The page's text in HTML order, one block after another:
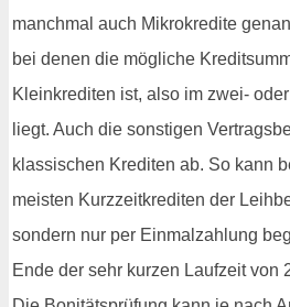
manchmal auch Mikrokredite
bei denen die mögliche
Kleinkrediten ist, also im zwei-
liegt. Auch die sonstigen
klassischen Krediten ab. So kann
meisten Kurzzeitkrediten der
sondern nur per Einmalzahlung
Ende der sehr kurzen Laufzeit von